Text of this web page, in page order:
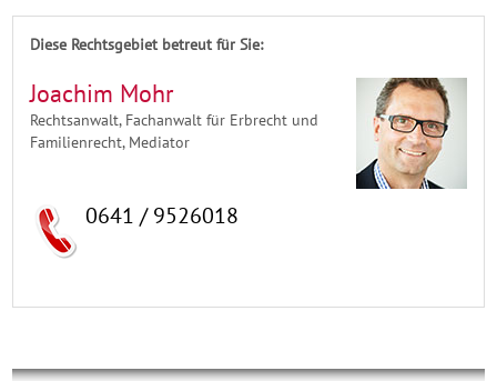
Diese Rechtsgebiet betreut für Sie:
Joachim Mohr
Rechtsanwalt, Fachanwalt für Erbrecht und
Familienrecht, Mediator
0641 / 9526018